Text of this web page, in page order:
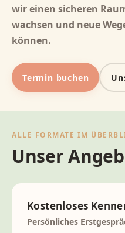
wir einen sicheren
wachsen und neue
können.
Termin buchen
ALLE FORMATE IM
Unser
Kostenloses
Persönliches